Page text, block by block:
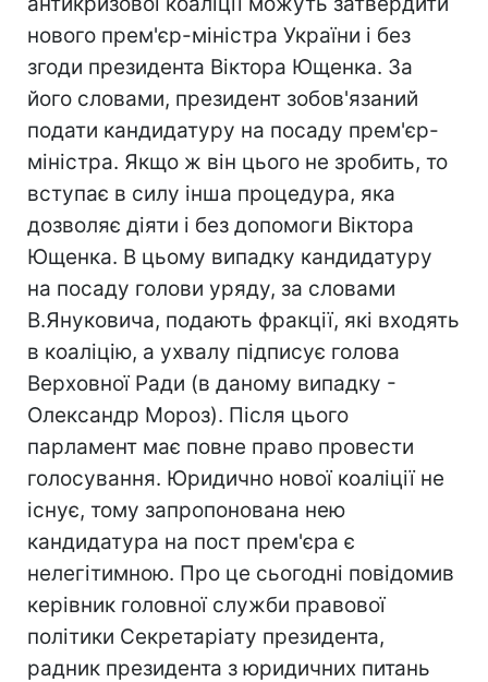
нового прем'єр-міністра України і без
згоди президента Віктора Ющенка. За
його словами, президент зобов'язаний
подати кандидатуру на посаду прем'єр-
міністра. Якщо ж він цього не зробить, то
вступає в силу інша процедура, яка
дозволяє діяти і без допомоги Віктора
Ющенка. В цьому випадку кандидатуру
на посаду голови уряду, за словами
В.Януковича, подають фракції, які входять
в коаліцію, а ухвалу підписує голова
Верховної Ради (в даному випадку -
Олександр Мороз). Після цього
парламент має повне право провести
голосування. Юридично нової коаліції не
існує, тому запропонована нею
кандидатура на пост прем'єра є
нелегітимною. Про це сьогодні повідомив
керівник головної служби правової
політики Секретаріату президента,
радник президента з юридичних питань